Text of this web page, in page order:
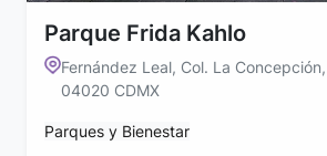
Parque Frida Kahlo
Fernández Leal, Col. La
04020 CDMX
Parques y Bienestar